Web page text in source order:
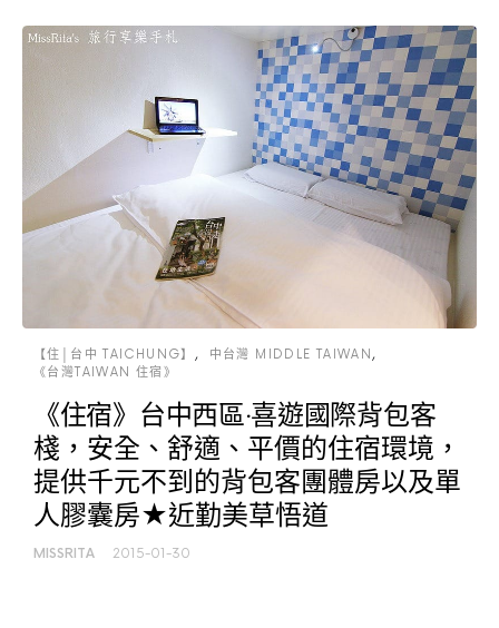
【住│台中 TAICHUNG】
中台灣 MIDDLE TAIWAN
《台灣TAIWAN 住宿》
《住宿》台中西區‧喜遊國際背包客
棧，安全、舒適、平價的住宿環境，
提供千元不到的背包客團體房以及單
人膠囊房★近勤美草悟道
MISSRITA 2015-01-30